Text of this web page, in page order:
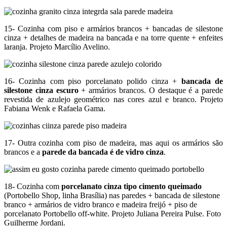
15- Cozinha com piso e armários brancos + bancadas de silestone
cinza + detalhes de madeira na bancada e na torre quente + enfeites
laranja. Projeto Marcílio Avelino.
16- Cozinha com piso porcelanato polido cinza + bancada de
silestone cinza escuro+ armários brancos. O destaque é a parede
revestida de azulejo geométrico nas cores azul e branco. Projeto
Fabiana Wenk e Rafaela Gama.
17- Outra cozinha com piso de madeira, mas aqui os armários são
brancos e a parede da bancada é de vidro cinza.
18- Cozinha com porcelanato cinza tipo cimento queimado
(Portobello Shop, linha Brasília) nas paredes + bancada de silestone
branco + armários de vidro branco e madeira freijó + piso de
porcelanato Portobello off-white. Projeto Juliana Pereira Pulse. Foto
Guilherme Jordani.